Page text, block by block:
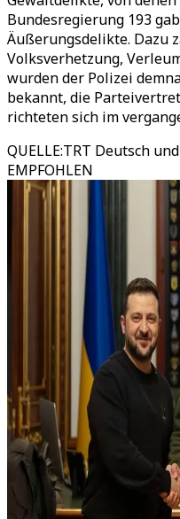
Bundesregierung 193
Äußerungsdelikte. Dazu
Volksverhetzung,
wurden der Polizei
bekannt, die
richteten sich im
QUELLE:TRT Deutsch
EMPFOHLEN